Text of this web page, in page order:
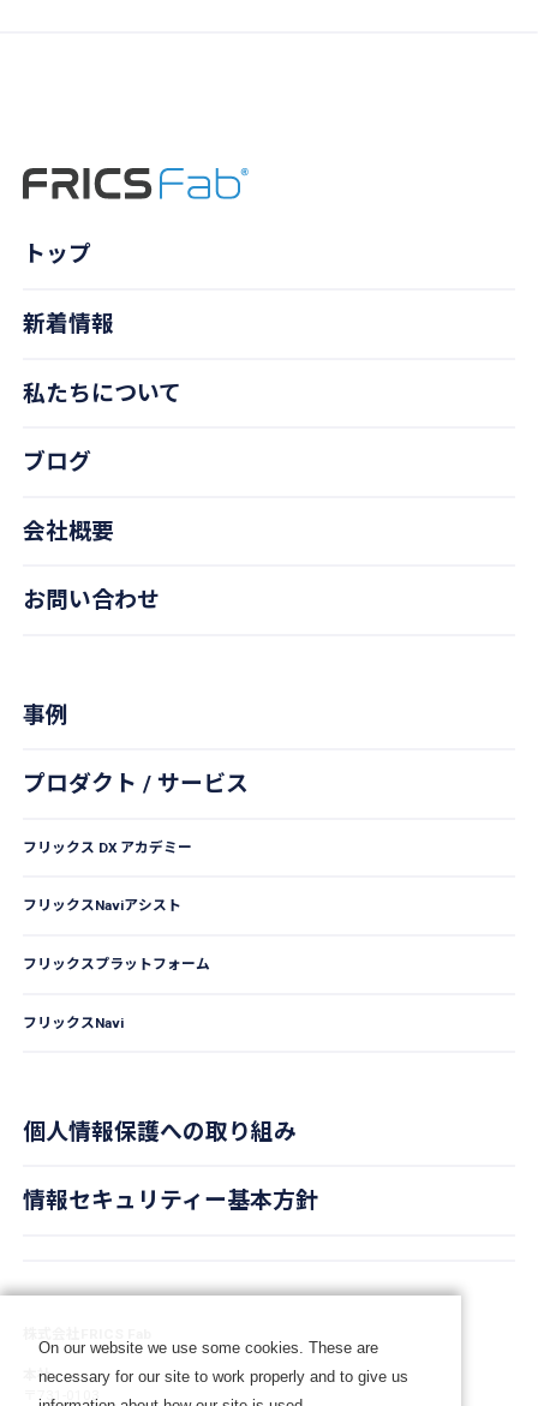
トップ
新着情報
私たちについて
ブログ
会社概要
お問い合わせ
事例
プロダクト / サービス
フリックス DX アカデミー
フリックスNaviアシスト
フリックスプラットフォーム
フリックスNavi
個人情報保護への取り組み
情報セキュリティー基本方針
本社
〒731-0103
On our website we use some cookies. These are
necessary for our site to work properly and to give us